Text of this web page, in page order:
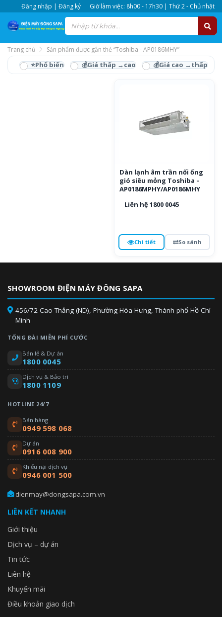
Đăng nhập | Đăng ký Giờ làm việc: 8h00 - 17h30 | Thứ 2 - Chủ nhật
Trang chủ Sản phẩm được gắn thẻ “Toshiba - AP0186MHY”
Toshiba - AP0186MHY
Dàn lạnh âm trần nối ống
gió siêu mỏng Toshiba –
AP0186MPHY/AP0186MHY
Liên hệ 1800 0045
Chi tiết So sánh
SHOWROOM ĐIỆN MÁY ĐÔNG SAPA
456/72 Cao Thắng (ND), Phường Hòa Hưng, Thành phố Hồ Chí
Minh
TỔNG ĐÀI MIỄN PHÍ CƯỚC
Bán lẻ & Dự án
1800 0045
Dịch vụ & Bảo trì
1800 1109
HOTLINE 24/7
Bán hàng
0949 598 068
Dự án
0916 008 900
Khiếu nại dịch vụ
0946 001 500
dienmay@dongsapa.com.vn
LIÊN KẾT NHANH
Giới thiệu
Dịch vụ – dự án
Tin tức
Liên hệ
Khuyến mãi
Điều khoản giao dịch